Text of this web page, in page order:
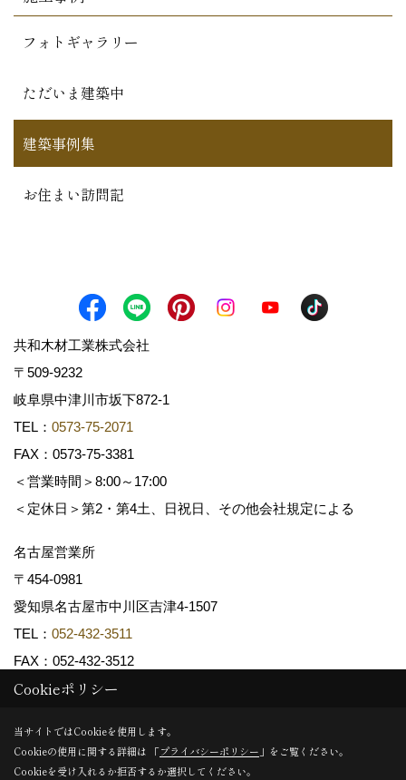
フォトギャラリー
ただいま建築中
建築事例集
お住まい訪問記
共和木材工業株式会社
〒509-9232
岐阜県中津川市坂下872‐1
TEL： 0573-75-2071
FAX：0573-75-3381
＜営業時間＞8:00～17:00
＜定休日＞第2・第4土、日祝日、その他会社規定による
名古屋営業所
〒454-0981
愛知県名古屋市中川区吉津4-1507
TEL： 052-432-3511
FAX：052-432-3512
Copyright (c) 共和木材工業株式会社. All Rights Reserved.
Produced byゴデスクリエイト
Cookieポリシー
当サイトではCookieを使用します。
Cookieの使用に関する詳細は 「プライバシーポリシー 」をご覧ください。
Cookieを受け入れるか拒否するか選択してください。